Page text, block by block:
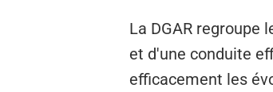
La DGAR
et d'une conduite
efficacement les